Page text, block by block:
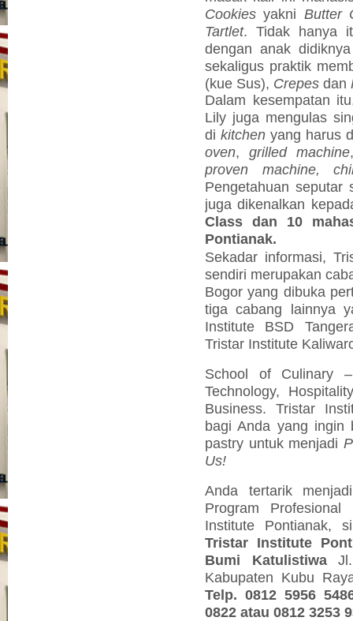
Cookiesyakni Butter
Tartlet. Tidak hanya
dengan anak
sekaligus praktik
(kue Sus), Crepes dan
Dalam kesempatan
Lily juga mengulas
di kitchen yang harus
oven, grilled machine
proven machine,
Pengetahuan
juga dikenalkan
Class dan 10
Pontianak.
Sekadar informasi,
sendiri merupakan
Bogor yang dibuka
tiga cabang lainnya
Institute BSD
Tristar Institute
School of Culinary
Technology,
Business. Tristar
bagi Anda yang ingin
pastry untuk menjadi
Us!
Anda tertarik
Program
Institute Pontianak,
Tristar Institute
Bumi Katulistiwa
Kabupaten Kubu
Telp. 0812 5956
0822 atau 0812 3253